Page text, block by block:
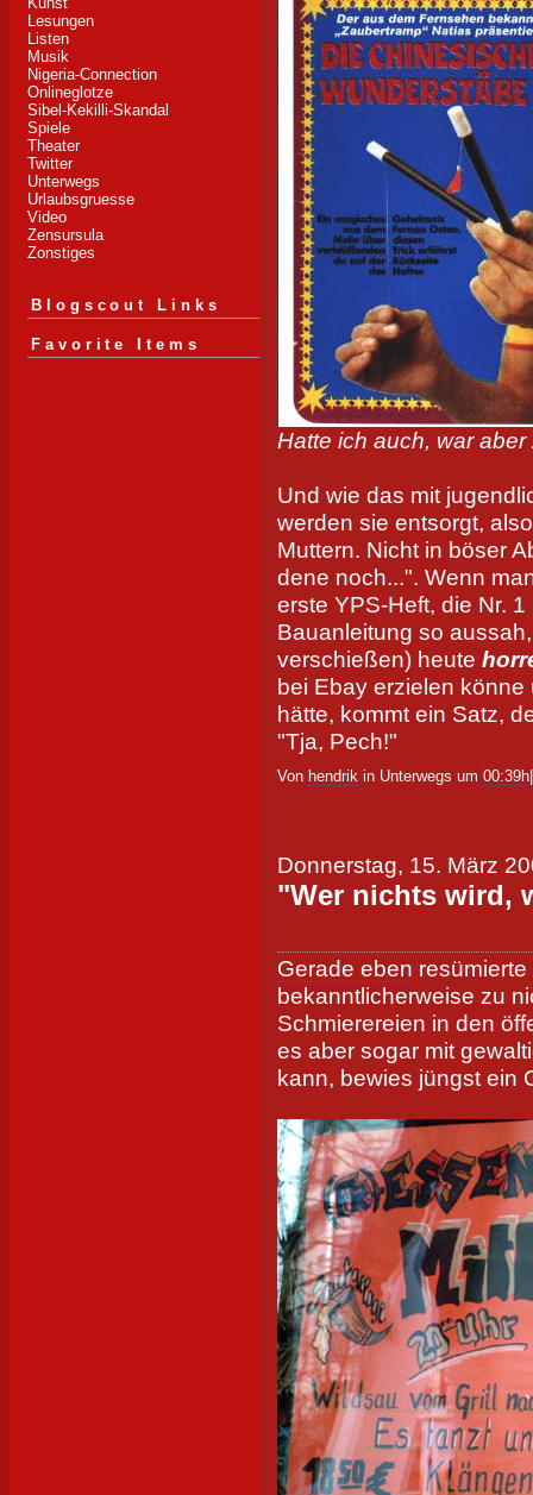
Lesungen
Listen
Musik
Nigeria-Connection
Onlineglotze
Sibel-Kekilli-Skandal
Spiele
Theater
Twitter
Unterwegs
Urlaubsgruesse
Video
Zensursula
Zonstiges
Blogscout Links
Favorite Items
Hatte ich auch, war
Und wie das mit
werden sie entsorgt,
Muttern. Nicht in böser
dene noch...". Wenn
erste YPS-Heft, die Nr.
Bauanleitung so
verschießen) heute
bei Ebay erzielen
hätte, kommt ein Satz,
"Tja, Pech!"
Von hendrik in Unterwegs um 00:39h
Donnerstag, 15. März
"Wer nichts wird,
Gerade eben
bekanntlicherweise zu
Schmierereien in den
es aber sogar mit
kann, bewies jüngst ein